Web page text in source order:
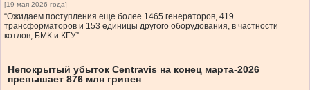
[19 мая 2026 года]
“Ожидаем поступления еще более 1465 генераторов, 419
трансформаторов и 153 единицы другого оборудования, в частности
котлов, БМК и КГУ”
Непокрытый убыток Centravis на конец марта-2026
превышает 876 млн гривен